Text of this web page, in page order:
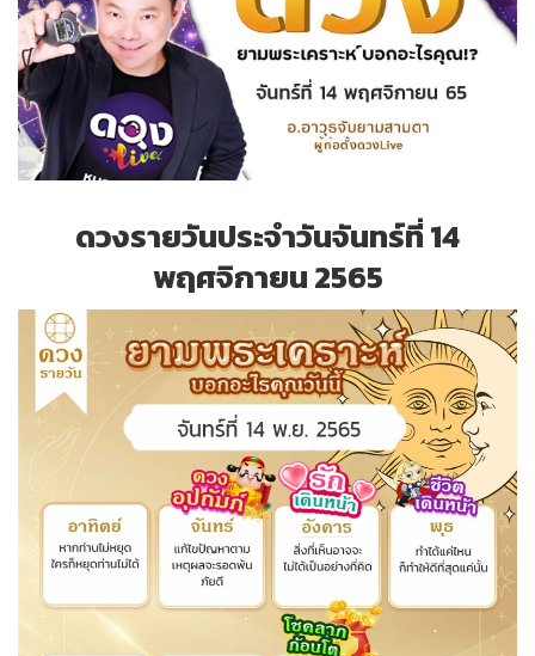
ดวงรายวันประจำวันจันทร์ที่ 14
พฤศจิกายน 2565